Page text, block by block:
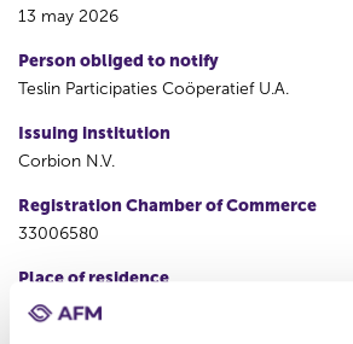
13 may 2026
Person obliged to notify
Teslin Participaties Coöperatief U.A.
Issuing institution
Corbion N.V.
Registration Chamber of Commerce
33006580
Place of residence
Amsterdam